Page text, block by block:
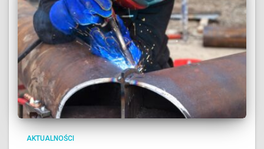
AKTUALNOŚCI